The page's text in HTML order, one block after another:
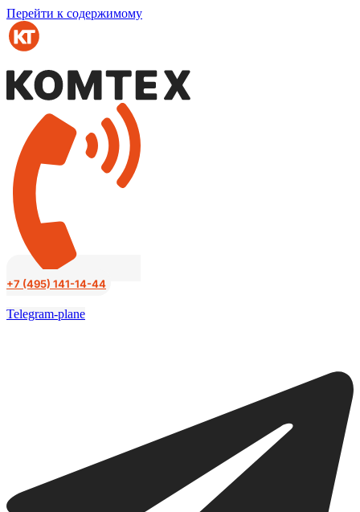
Перейти к содержимому
+7 (495) 141-14-44
Telegram-plane